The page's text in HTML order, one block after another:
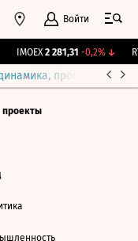
Войти
IMOEX 2 281,31 -0,2%↓
прогнозы
проекты